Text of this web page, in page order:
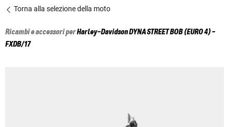
Torna alla selezione della moto
Ricambi e accessori perHarley-DavidsonDYNA STREET BOB (EURO 4) -
FXDB/17